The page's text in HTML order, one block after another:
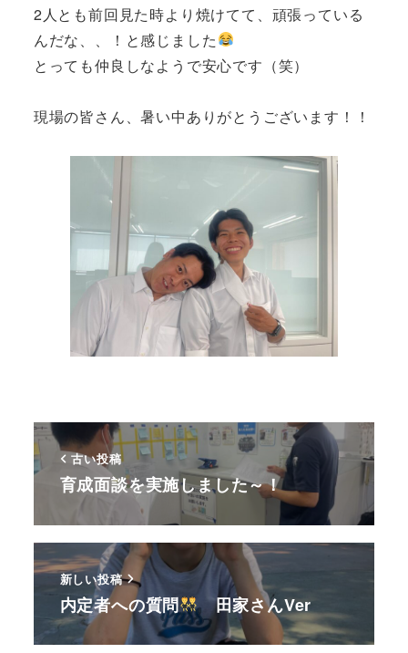
2人とも前回見た時より焼けてて、頑張っている
んだな、、！と感じました
とっても仲良しなようで安心です（笑）
現場の皆さん、暑い中ありがとうございます！！
古い投稿
育成面談を実施しました～！
新しい投稿
内定者への質問 田家さんVer